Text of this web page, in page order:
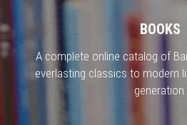
BOOKS
A complete online catalog of
everlasting classics to modern
generation.